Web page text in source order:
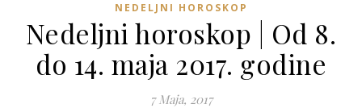
NEDELJNI HOROSKOP
Nedeljni horoskop | Od 8.
do 14. maja 2017. godine
7 Maja, 2017